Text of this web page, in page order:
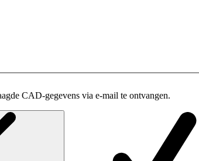
CAD-gegevens via e-mail te ontvangen.